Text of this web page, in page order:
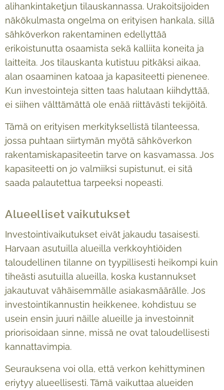
alihankintaketjun tilauskannassa. Urakoitsijoiden
näkökulmasta ongelma on erityisen hankala, sillä
sähköverkon rakentaminen edellyttää
erikoistunutta osaamista sekä kalliita koneita ja
laitteita. Jos tilauskanta kutistuu pitkäksi aikaa,
alan osaaminen katoaa ja kapasiteetti pienenee.
Kun investointeja sitten taas halutaan kiihdyttää,
ei siihen välttämättä ole enää riittävästi tekijöitä.
Tämä on erityisen merkityksellistä tilanteessa,
jossa puhtaan siirtymän myötä sähköverkon
rakentamiskapasiteetin tarve on kasvamassa. Jos
kapasiteetti on jo valmiiksi supistunut, ei sitä
saada palautettua tarpeeksi nopeasti.
Alueelliset vaikutukset
Investointivaikutukset eivät jakaudu tasaisesti.
Harvaan asutuilla alueilla verkkoyhtiöiden
taloudellinen tilanne on tyypillisesti heikompi kuin
tiheästi asutuilla alueilla, koska kustannukset
jakautuvat vähäisemmälle asiakasmäärälle. Jos
investointikannustin heikkenee, kohdistuu se
usein ensin juuri näille alueille ja investoinnit
priorisoidaan sinne, missä ne ovat taloudellisesti
kannattavimpia.
Seurauksena voi olla, että verkon kehittyminen
eriytyy alueellisesti. Tämä vaikuttaa alueiden